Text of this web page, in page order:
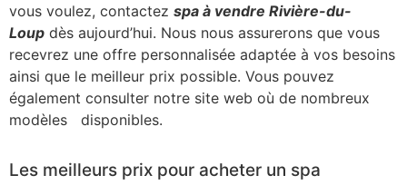
vous voulez, contactez spa à vendre Rivière-du-
Loup dès aujourd’hui. Nous nous assurerons que vous
recevrez une offre personnalisée adaptée à vos besoins
ainsi que le meilleur prix possible. Vous pouvez
également consulter notre site web où de nombreux
modèles disponibles.
Les meilleurs prix pour acheter un spa